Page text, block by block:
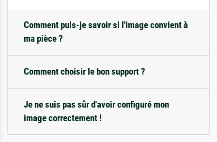
Comment puis-je savoir si l'image convient à
ma pièce ?
Comment choisir le bon support ?
Je ne suis pas sûr d'avoir configuré mon
image correctement !